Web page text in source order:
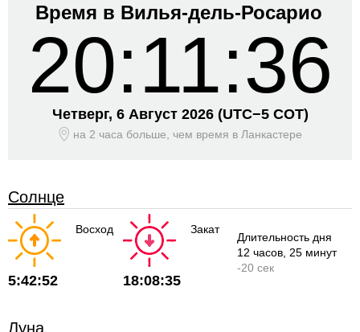
Время в Вилья-дель-Росарио
20:11:36
Четверг, 6 Август 2026 (UTC−5 COT)
на 2 часа больше, чем время в Ланкастере
Солнце
Восход
5:42:52
Закат
18:08:35
Длительность дня
12 часов , 25 минут
-20 сек
Луна